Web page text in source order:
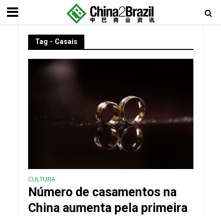
Tag - Casais
CULTURA
Número de casamentos na
China aumenta pela primeira